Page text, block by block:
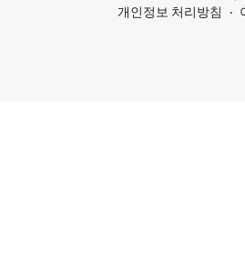
개인정보 처리방침